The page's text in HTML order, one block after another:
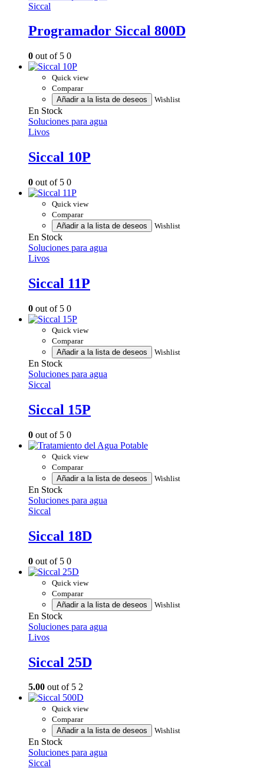
Siccal
Programador Siccal 800D
0 out of 5 0
Quick view
Comparar
Añadir a la lista de deseos
Wishlist
En Stock
Soluciones para agua
Livos
Siccal 10P
0 out of 5 0
Quick view
Comparar
Añadir a la lista de deseos
Wishlist
En Stock
Soluciones para agua
Livos
Siccal 11P
0 out of 5 0
Quick view
Comparar
Añadir a la lista de deseos
Wishlist
En Stock
Soluciones para agua
Siccal
Siccal 15P
0 out of 5 0
Quick view
Comparar
Añadir a la lista de deseos
Wishlist
En Stock
Soluciones para agua
Siccal
Siccal 18D
0 out of 5 0
Quick view
Comparar
Añadir a la lista de deseos
Wishlist
En Stock
Soluciones para agua
Livos
Siccal 25D
5.00 out of 5 2
Quick view
Comparar
Añadir a la lista de deseos
Wishlist
En Stock
Soluciones para agua
Siccal